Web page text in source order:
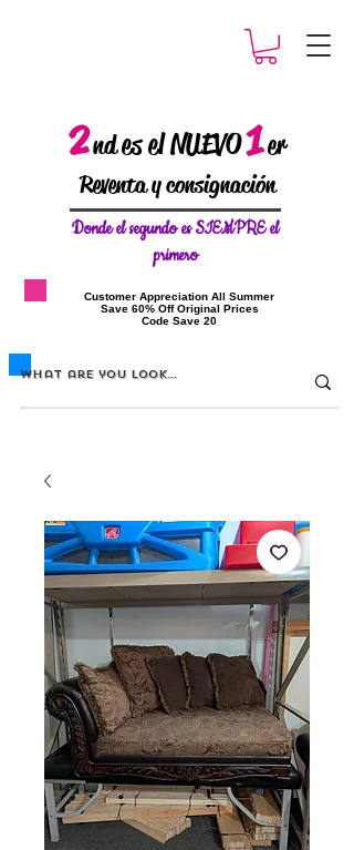
2ndes el NUEVO1er
Reventa y consignación
Donde elsegundo es SIEMPRE el
primero
​Customer Appreciation All Summer
​Save 60% Off Original Prices
​Code Save 20